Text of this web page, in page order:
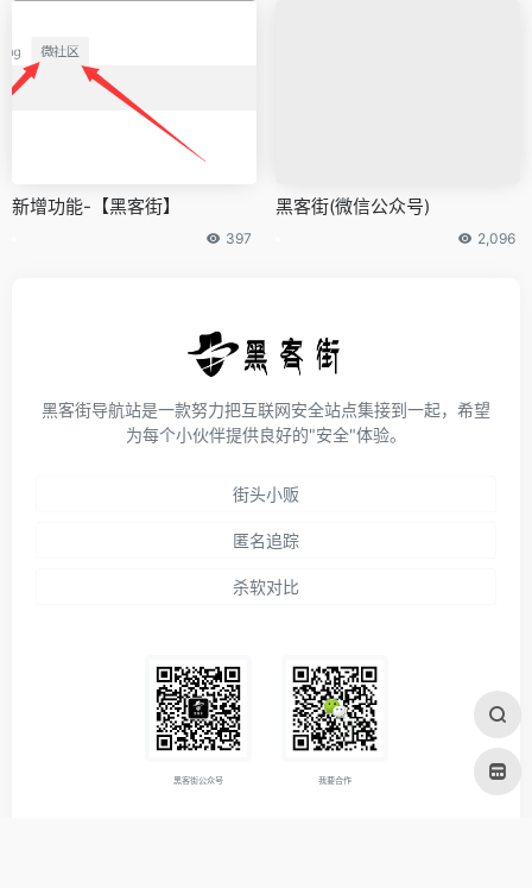
新增功能-【黑客街】
397
黑客街(微信公众号)
2,096
黑客街导航站是一款努力把互联网安全站点集接到一起，希望
为每个小伙伴提供良好的"安全"体验。
街头小贩
匿名追踪
杀软对比
黑客街公众号 我要合作